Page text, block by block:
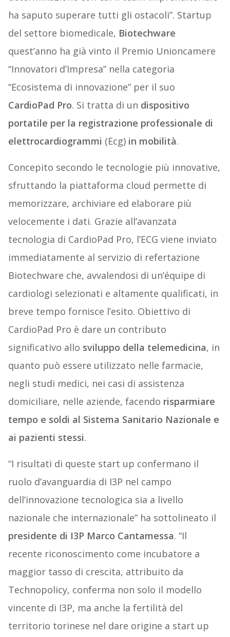
ha saputo superare tutti gli ostacoli”. Startup
del settore biomedicale, Biotechware
quest’anno ha già vinto il Premio Unioncamere
“Innovatori d’Impresa” nella categoria
“Ecosistema di innovazione” per il suo
CardioPad Pro. Si tratta di un dispositivo
portatile per la registrazione professionale di
elettrocardiogrammi (Ecg) in mobilità.
Concepito secondo le tecnologie più innovative,
sfruttando la piattaforma cloud permette di
memorizzare, archiviare ed elaborare più
velocemente i dati. Grazie all’avanzata
tecnologia di CardioPad Pro, l’ECG viene inviato
immediatamente al servizio di refertazione
Biotechware che, avvalendosi di un’équipe di
cardiologi selezionati e altamente qualificati, in
breve tempo fornisce l’esito. Obiettivo di
CardioPad Pro è dare un contributo
significativo allo sviluppo della telemedicina, in
quanto può essere utilizzato nelle farmacie,
negli studi medici, nei casi di assistenza
domiciliare, nelle aziende, facendo risparmiare
tempo e soldi al Sistema Sanitario Nazionale e
ai pazienti stessi.
“I risultati di queste start up confermano il
ruolo d’avanguardia di I3P nel campo
dell’innovazione tecnologica sia a livello
nazionale che internazionale” ha sottolineato il
presidente di I3P Marco Cantamessa. “Il
recente riconoscimento come incubatore a
maggior tasso di crescita, attribuito da
Technopolicy, conferma non solo il modello
vincente di I3P, ma anche la fertilità del
territorio torinese nel dare origine a start up